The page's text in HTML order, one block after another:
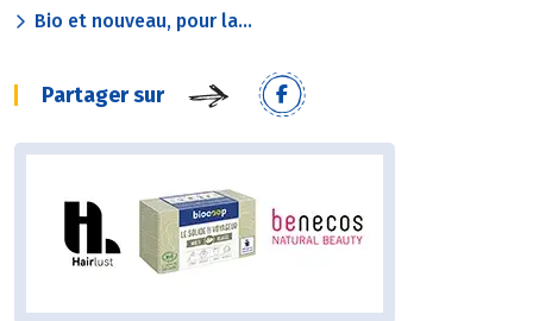
Bio et nouveau, pour la...
Partager sur